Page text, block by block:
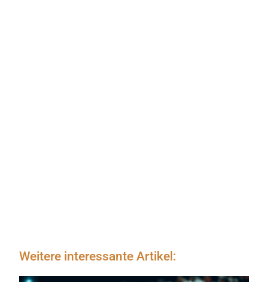
Weitere interessante Artikel: